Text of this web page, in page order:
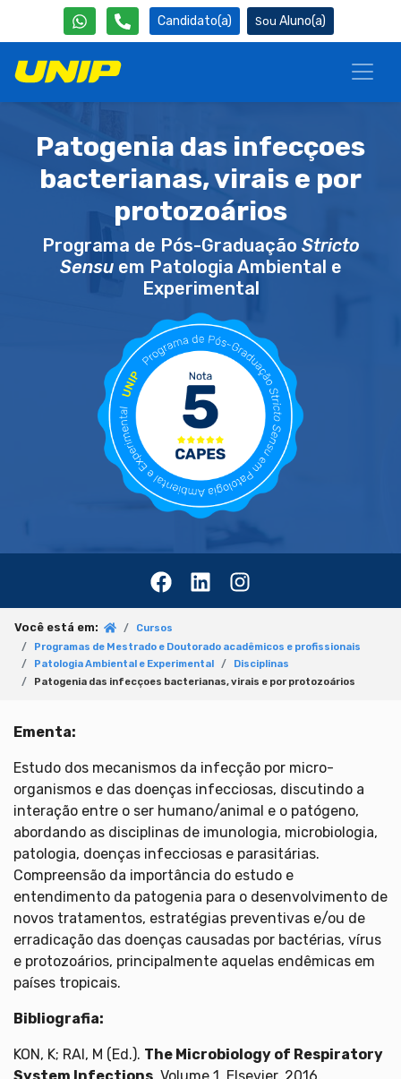
Candidato(a) Aluno(a)
Patogenia das infecçoes
bacterianas, virais e por
protozoários
Programa de Pós-Graduação Stricto
Sensuem Patologia Ambiental e
Experimental
Você está em:
Cursos
Programas de Mestrado e Doutorado acadêmicos e profissionais
Patologia Ambiental e Experimental
Disciplinas
Patogenia das infecçoes bacterianas, virais e por protozoários
Ementa:
Estudo dos mecanismos da infecção por micro-
organismos e das doenças infecciosas, discutindo a
interação entre o ser humano/animal e o patógeno,
abordando as disciplinas de imunologia, microbiologia,
patologia, doenças infecciosas e parasitárias.
Compreensão da importância do estudo e
entendimento da patogenia para o desenvolvimento de
novos tratamentos, estratégias preventivas e/ou de
erradicação das doenças causadas por bactérias, vírus
e protozoários, principalmente aquelas endêmicas em
países tropicais.
Bibliografia:
KON, K; RAI, M (Ed.). The Microbiology of Respiratory
System Infections. Volume 1. Elsevier, 2016.